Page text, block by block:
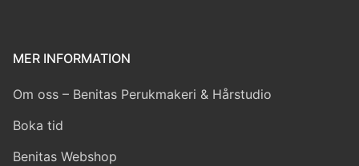
MER INFORMATION
Om oss – Benitas Perukmakeri & Hårstudio
Boka tid
Benitas Webshop